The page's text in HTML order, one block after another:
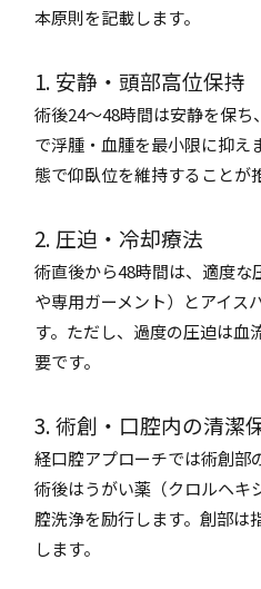
本原則を記載します。
1. 安静・頭部高位保持
術後24～48時間は安静を保
で浮腫・血腫を最小限に抑え
態で仰臥位を維持することが
2. 圧迫・冷却療法
術直後から48時間は、適度
や専用ガーメント）とアイス
す。ただし、過度の圧迫は血
要です。
3. 術創・口腔内の清潔
経口腔アプローチでは術創部
術後はうがい薬（クロルヘキ
腔洗浄を励行します。創部は
します。